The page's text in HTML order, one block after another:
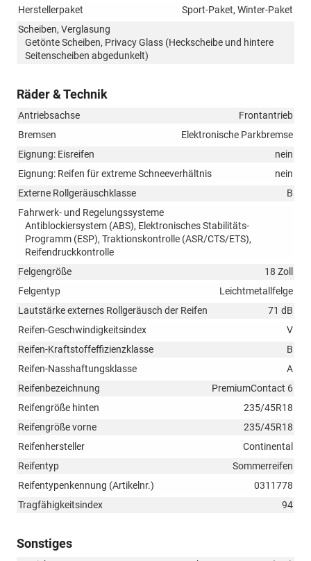
Herstellerpaket
Sport-Paket, Winter-Paket
Scheiben, Verglasung
Getönte Scheiben, Privacy Glass (Heckscheibe und hintere
Seitenscheiben abgedunkelt)
Räder & Technik
Antriebsachse
Frontantrieb
Bremsen
Elektronische Parkbremse
Eignung: Eisreifen
nein
Eignung: Reifen für extreme Schneeverhältnis
nein
Externe Rollgeräuschklasse
B
Fahrwerk- und Regelungssysteme
Antiblockiersystem (ABS), Elektronisches Stabilitäts-
Programm (ESP), Traktionskontrolle (ASR/CTS/ETS),
Reifendruckkontrolle
Felgengröße
18 Zoll
Felgentyp
Leichtmetallfelge
Lautstärke externes Rollgeräusch der Reifen
71 dB
Reifen-Geschwindigkeitsindex
V
Reifen-Kraftstoffeffizienzklasse
B
Reifen-Nasshaftungsklasse
A
Reifenbezeichnung
PremiumContact 6
Reifengröße hinten
235/45R18
Reifengröße vorne
235/45R18
Reifenhersteller
Continental
Reifentyp
Sommerreifen
Reifentypenkennung (Artikelnr.)
0311778
Tragfähigkeitsindex
94
Sonstiges